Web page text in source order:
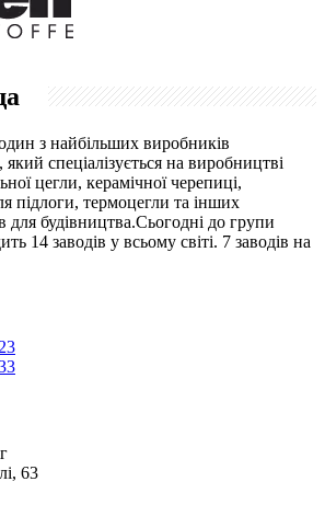
з найбільших виробників
який спеціалізується на виробництві
цегли, керамічної черепиці,
підлоги, термоцегли та інших
для будівництва.Сьогодні до групи
14 заводів у всьому світі. 7 заводів на
63